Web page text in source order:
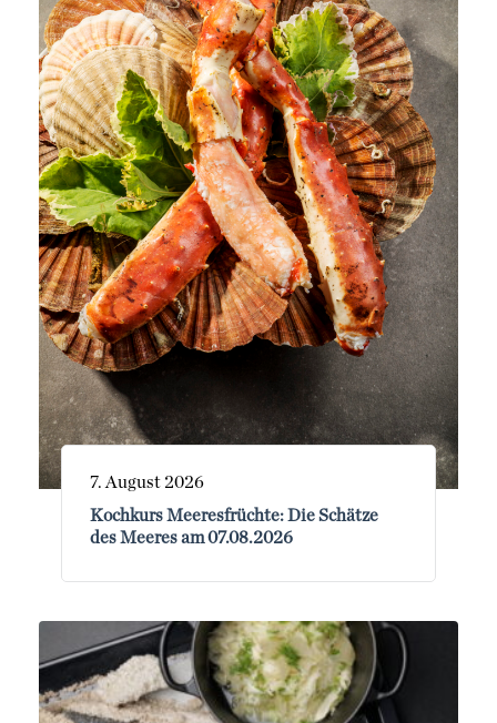
7. August 2026
Kochkurs Meeresfrüchte: Die Schätze
des Meeres am 07.08.2026